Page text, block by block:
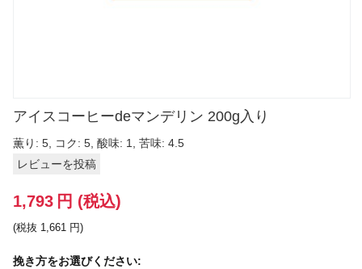
アイスコーヒーdeマンデリン 200g入り
薫り: 5, コク: 5, 酸味: 1, 苦味: 4.5
レビューを投稿
1,793 円 (税込)
(税抜 1,661 円)
挽き方をお選びください: